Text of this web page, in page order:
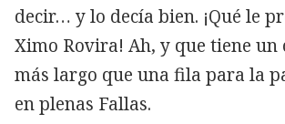
decir… y lo decía bien. ¡Qué le
Ximo Rovira! Ah, y que tiene
más largo que una fila para la
en plenas Fallas.